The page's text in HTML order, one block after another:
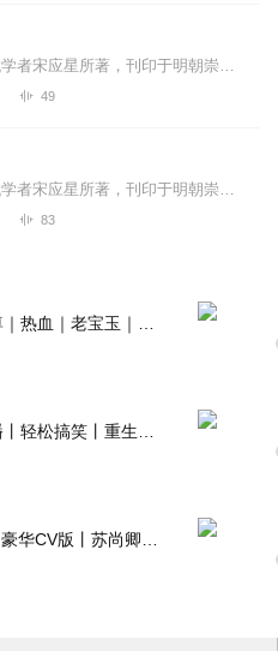
《天工开物》是明代学者宋应星所著，刊印于明朝崇祯十年（1637年），全书分上、中、下三篇，又细分做18卷。上篇记载了常见谷物的栽培和加工方法，养蚕、纺织和染色的...
49
《天工开物》是明代学者宋应星所著，刊印于明朝崇祯十年（1637年），全书分上、中、下三篇，又细分做18卷。上篇记载了常见谷物的栽培和加工方法，养蚕、纺织和染色的...
83